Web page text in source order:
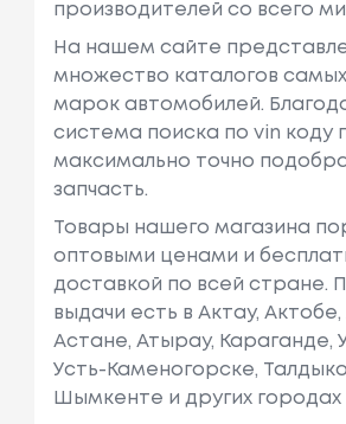
производителей со всего
На нашем сайте
множество каталогов
марок автомобилей.
система поиска по vin коду
максимально точно
запчасть.
Товары нашего магазина
оптовыми ценами и
доставкой по всей стране.
выдачи есть в Актау,
Астане, Атырау, Караганде,
Усть-Каменогорске,
Шымкенте и других городах